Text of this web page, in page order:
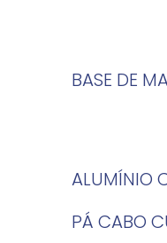
BASE DE
ALUMÍNIO
PÁ CABO